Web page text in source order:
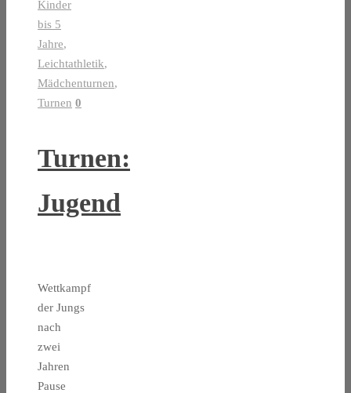
Kinder
bis 5
Jahre,
Leichtathletik,
Mädchenturnen,
Turnen 0
Turnen:
Jugend
Wettkampf
der Jungs
nach
zwei
Jahren
Pause